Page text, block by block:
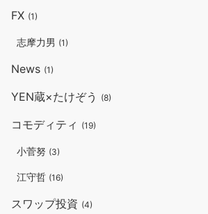
FX (1)
志摩力男 (1)
News (1)
YEN蔵×たけぞう (8)
コモディティ (19)
小菅努 (3)
江守哲 (16)
スワップ投資 (4)